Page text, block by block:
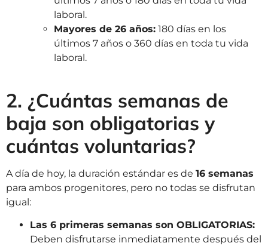
laboral.
Mayores de 26 años: 180 días en los
últimos 7 años o 360 días en toda tu vida
laboral.
2. ¿Cuántas semanas de
baja son obligatorias y
cuántas voluntarias?
A día de hoy, la duración estándar es de 16 semanas
para ambos progenitores, pero no todas se disfrutan
igual:
Las 6 primeras semanas son OBLIGATORIAS:
Deben disfrutarse inmediatamente después del